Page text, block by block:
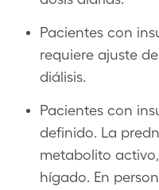
Pacientes con
requiere ajuste
diálisis.
Pacientes con
definido. La
metabolito
hígado. En